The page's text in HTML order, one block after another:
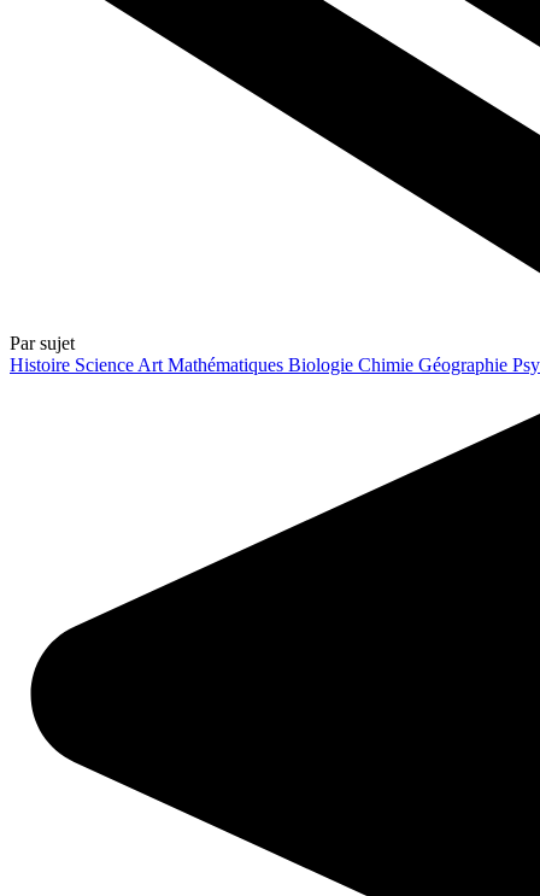
Par sujet
Histoire Science Art Mathématiques Biologie Chimie Géographie